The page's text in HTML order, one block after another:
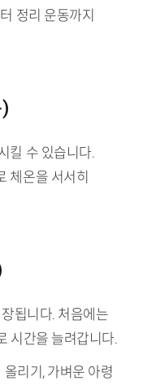
정리 운동까지
킬 수 있습니다.
체온을 서서히
됩니다. 처음에는
시간을 늘려갑니다.
리기, 가벼운 아령